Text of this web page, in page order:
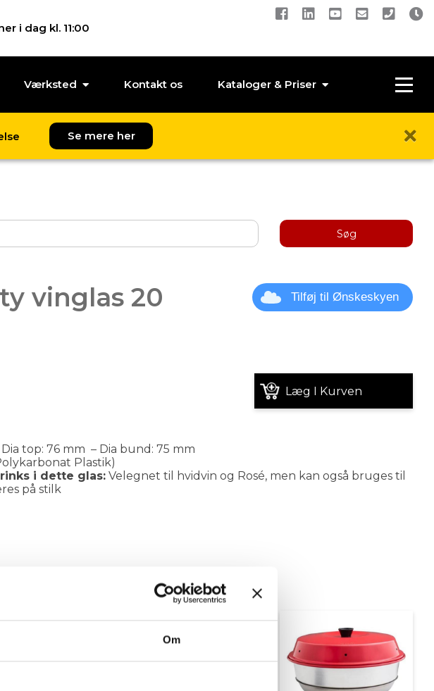
Om
i dag kl. 11:00
Værksted Kontakt os Kataloger & Priser
Se mere her
Søg
vinglas 20
Tilføj til Ønskeskyen
Læg I Kurven
top: 76 mm – Dia bund: 75 mm
Plastik)
i dette glas:Velegnet til hvidvin og Rosé, men kan også bruges til
på stilk